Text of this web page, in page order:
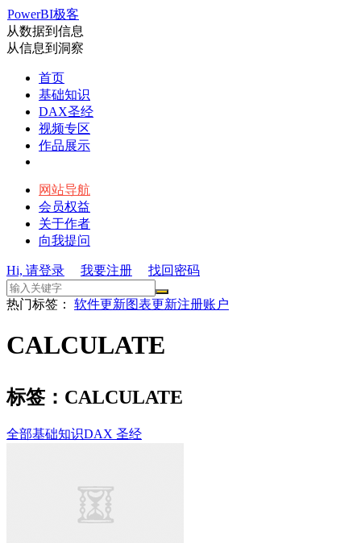
PowerBI极客
从数据到信息
从信息到洞察
首页
基础知识
DAX圣经
视频专区
作品展示
网站导航
会员权益
关于作者
向我提问
Hi, 请登录 我要注册 找回密码
热门标签： 软件更新图表更新注册账户
CALCULATE
标签：CALCULATE
全部基础知识DAX 圣经